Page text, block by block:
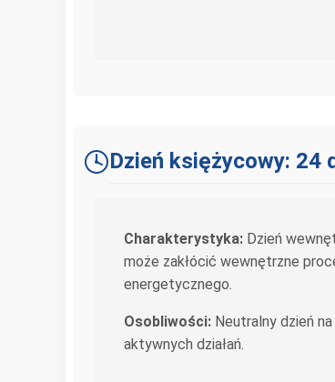
Dzień księżycowy: 24
Charakterystyka: Dzień
może zakłócić wewnętrzne
energetycznego.
Osobliwości: Neutralny dzień
aktywnych działań.